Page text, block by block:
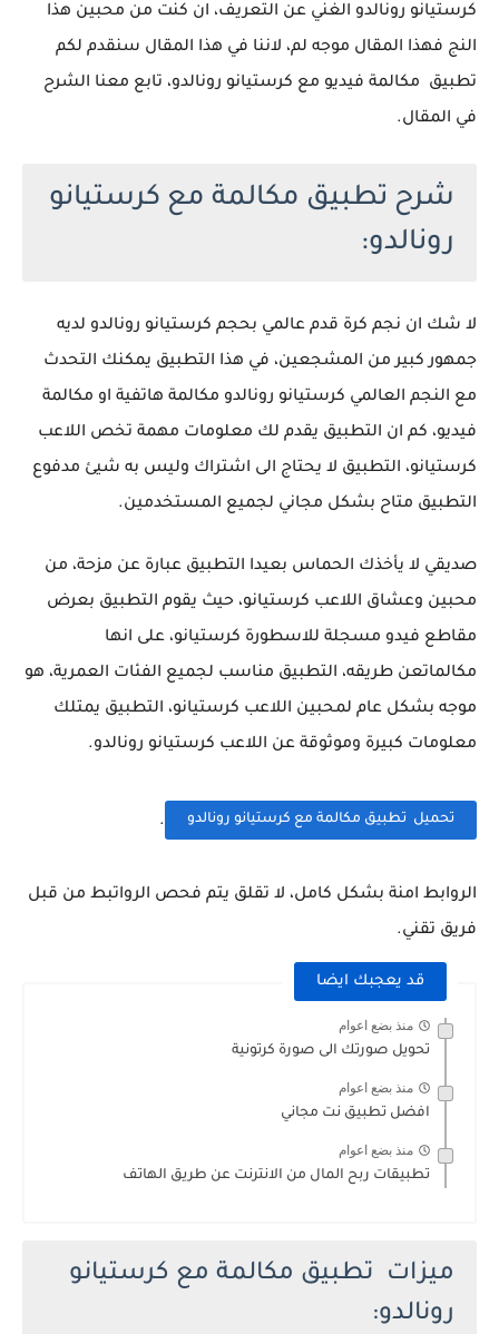
كرستيانو رونالدو الغني عن التعريف، ان كنت من محبين هذا
النج فهذا المقال موجه لم، لاننا في هذا المقال سنقدم لكم
تطبيق مكالمة فيديو مع كرستيانو رونالدو، تابع معنا الشرح
في المقال.
شرح تطبيق مكالمة مع كرستيانو
رونالدو:
لا شك ان نجم كرة قدم عالمي بحجم كرستيانو رونالدو لديه
جمهور كبير من المشجعين، في هذا التطبيق يمكنك التحدث
مع النجم العالمي كرستيانو رونالدو مكالمة هاتفية او مكالمة
فيديو، كم ان التطبيق يقدم لك معلومات مهمة تخص اللاعب
كرستيانو، التطبيق لا يحتاج الى اشتراك وليس به شيئ مدفوع
التطبيق متاح بشكل مجاني لجميع المستخدمين.
صديقي لا يأخذك الحماس بعيدا التطبيق عبارة عن مزحة، من
محبين وعشاق اللاعب كرستيانو، حيث يقوم التطبيق بعرض
مقاطع فيدو مسجلة للاسطورة كرستيانو، على انها
مكالماتعن طريقه، التطبيق مناسب لجميع الفئات العمرية، هو
موجه بشكل عام لمحبين اللاعب كرستيانو، التطبيق يمتلك
معلومات كبيرة وموثوقة عن اللاعب كرستيانو رونالدو.
تحميل تطبيق مكالمة مع كرستيانو رونالدو .
الروابط امنة بشكل كامل، لا تقلق يتم فحص الرواتبط من قبل
فريق تقني.
قد يعجبك ايضا
منذ بضع اعوام
تحويل صورتك الى صورة كرتونية
منذ بضع اعوام
افضل تطبيق نت مجاني
منذ بضع اعوام
تطبيقات ربح المال من الانترنت عن طريق الهاتف
ميزات تطبيق مكالمة مع كرستيانو
رونالدو: